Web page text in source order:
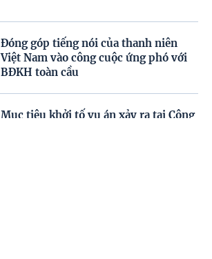
Đóng góp tiếng nói của thanh niên
Việt Nam vào công cuộc ứng phó với
BĐKH toàn cầu
Mục tiêu khởi tố vụ án xảy ra tại Công